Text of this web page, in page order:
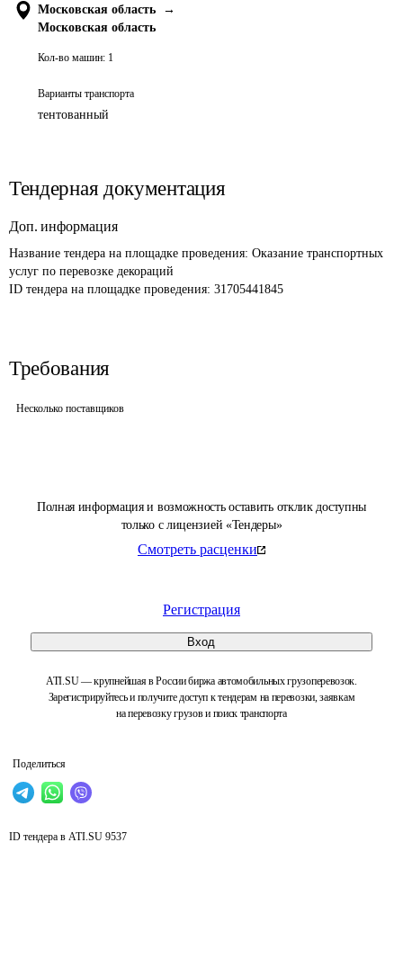
Полная информация и возможность оставить отклик доступны
только с лицензией «Тендеры»
Смотреть расценки
Регистрация
Вход
ATI.SU — крупнейшая в России биржа автомобильных грузоперевозок.
Зарегистрируйтесь и получите доступ к тендерам на перевозки, заявкам
на перевозку грузов и поиск транспорта
Поделиться
Московская область
→
Московская область
Кол-во машин: 1
Варианты транспорта
тентованный
Тендерная документация
Доп. информация
Название тендера на площадке проведения: Оказание транспортных
услуг по перевозке декораций
ID тендера на площадке проведения: 31705441845
Требования
Несколько поставщиков
ID тендера в ATI.SU 9537